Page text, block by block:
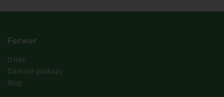
Ferwer
O nás
Dárkové poukazy
Blog